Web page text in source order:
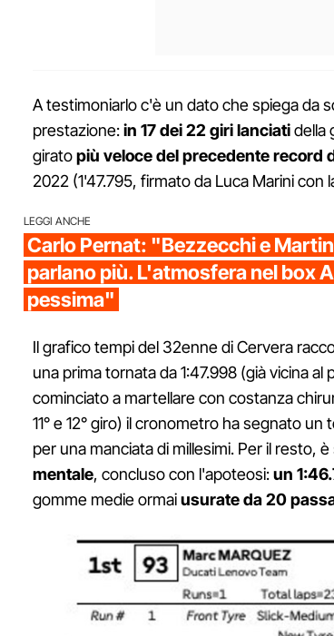
A testimoniarlo c'è un dato che spiega da
prestazione:in 17 dei 22 giri lanciatidella
giratopiù veloce del precedente record
2022 (1'47.795, firmato da Luca Marini con
LEGGI ANCHE
Carlo Pernat: "Bezzecchi e
parlano più. L'atmosfera nel box
pessima"
Il grafico tempi del 32enne di Cervera
una prima tornata da 1:47.998 (già vicina
cominciato a martellare con costanza
11° e 12° giro) il cronometro ha segnato
per una manciata di millesimi. Per il resto,
mentale, concluso con l'apoteosi:un
gomme medie ormaiusurate da 20